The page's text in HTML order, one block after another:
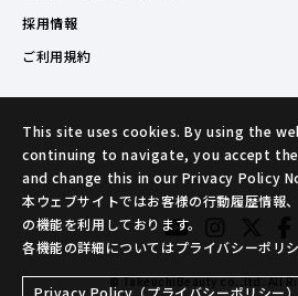
採用情報
ご利用規約
© TakeuchiBeauty co.,ltd. All
This site uses cookies. By using the
continuing to navigate, you accept
and change this in our Privacy Policy
本ウェブサイトではお客様の行動履歴情報
の機能を利用しております。
各機能の詳細についてはプライバシーポリ
Privacy Policy（プライバシーポリシー